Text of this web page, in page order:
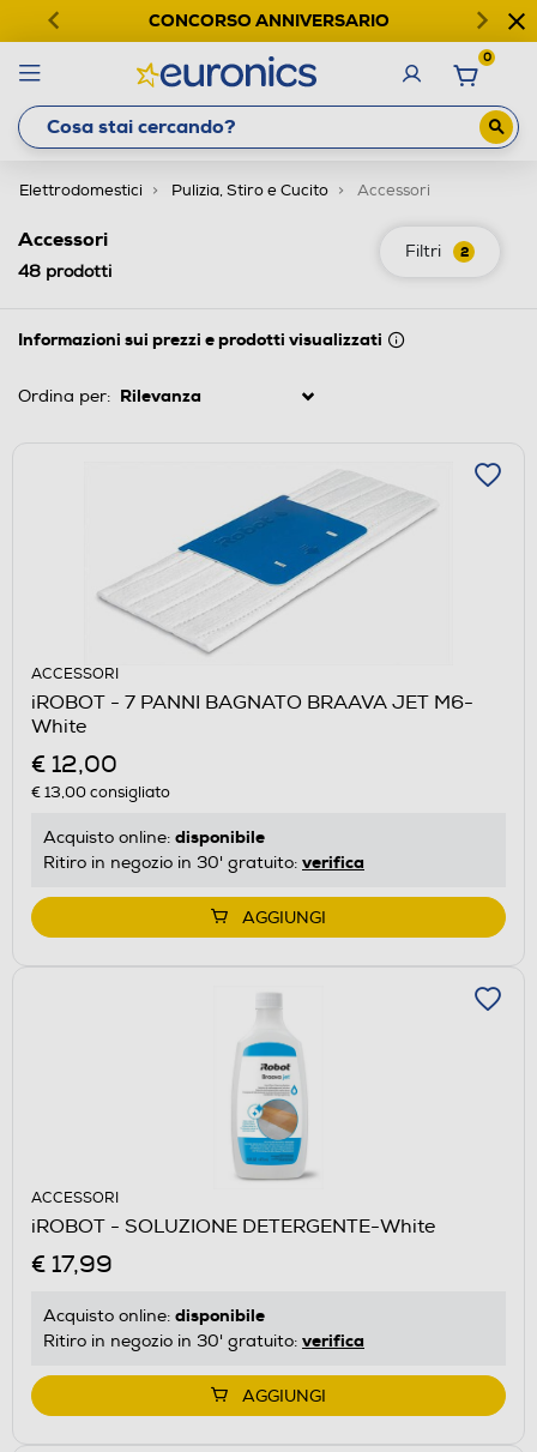
CONCORSO ANNIVERSARIO
0
Elettrodomestici Pulizia, Stiro e Cucito Accessori
Filtri 2
Accessori
48 prodotti
Informazioni sui prezzi e prodotti visualizzati
Ordina per:
ACCESSORI
iROBOT - 7 PANNI BAGNATO BRAAVA JET M6-
White
€ 12,00
€ 13,00consigliato
Acquisto online: disponibile
Ritiro in negozio in 30' gratuito: verifica
AGGIUNGI
ACCESSORI
iROBOT - SOLUZIONE DETERGENTE-White
€ 17,99
Acquisto online: disponibile
Ritiro in negozio in 30' gratuito: verifica
AGGIUNGI